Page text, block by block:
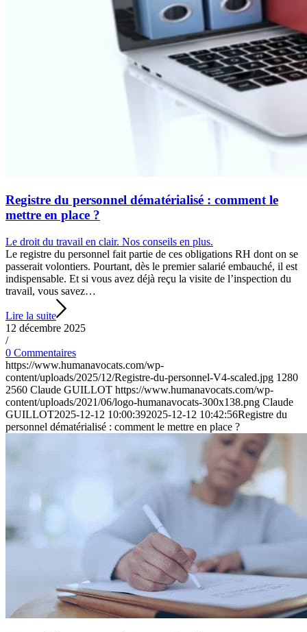
Registre du personnel dématérialisé : comment le
mettre en place ?
Le droit du travail en clair. Nos conseils en plus.
Le registre du personnel fait partie de ces obligations RH dont on se
passerait volontiers. Pourtant, dès le premier salarié embauché, il est
indispensable. Et si vous avez déjà reçu la visite de l’inspection du
travail, vous savez…
Lire la suite
12 décembre 2025
/
0 Commentaires
https://www.humanavocats.com/wp-
content/uploads/2025/12/Registre-du-personnel-V4-scaled.jpg 1280
2560 Claude GUILLOT https://www.humanavocats.com/wp-
content/uploads/2021/06/logo-humanavocats-300x138.png Claude
GUILLOT2025-12-12 10:00:392025-12-12 10:42:56Registre du
personnel dématérialisé : comment le mettre en place ?